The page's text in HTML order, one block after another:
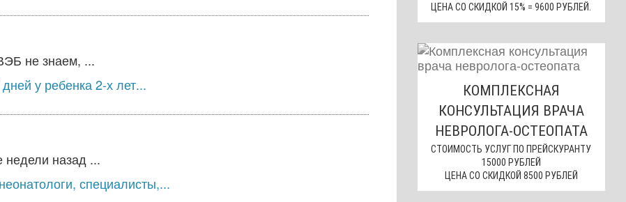
не знаем, ...
у ребенка 2-х лет...
назад ...
специалисты,...
ЦЕНА СО СКИДКОЙ 15% = 9600 РУБЛЕЙ.
КОМПЛЕКСНАЯ
КОНСУЛЬТАЦИЯ ВРАЧА
НЕВРОЛОГА-ОСТЕОПАТА
СТОИМОСТЬ УСЛУГ ПО ПРЕЙСКУРАНТУ
15000 РУБЛЕЙ
ЦЕНА СО СКИДКОЙ 8500 РУБЛЕЙ